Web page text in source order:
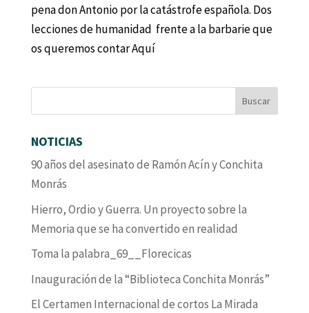
pena don Antonio por la catástrofe española. Dos
lecciones de humanidad frente a la barbarie que
os queremos contar Aquí
NOTICIAS
90 años del asesinato de Ramón Acín y Conchita
Monrás
Hierro, Ordio y Guerra. Un proyecto sobre la
Memoria que se ha convertido en realidad
Toma la palabra_69__Florecicas
Inauguración de la “Biblioteca Conchita Monrás”
El Certamen Internacional de cortos La Mirada